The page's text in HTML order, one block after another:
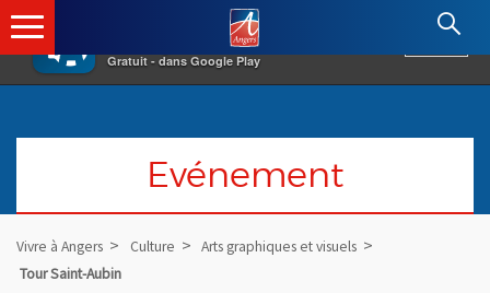
×
Gratuit - dans Google Play
Angers.fr : Retour à l'accueil
Evénement
Vivre à Angers Culture
Arts graphiques et visuels
Tour Saint-Aubin